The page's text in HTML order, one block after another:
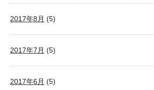
2017年8月 (5)
2017年7月 (5)
2017年6月 (5)